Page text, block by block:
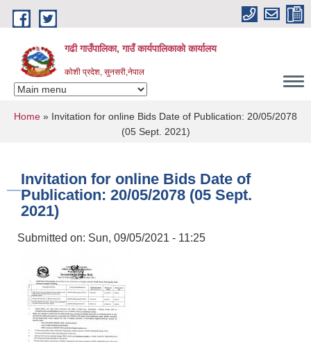
Skip to main content
गढी गाउँपालिका, गाउँ कार्यपालिकाको कार्यालय
कोशी प्रदेश, सुनसरी,नेपाल
You are here
Home » Invitation for online Bids Date of Publication: 20/05/2078
(05 Sept. 2021)
Invitation for online Bids Date of
Publication: 20/05/2078 (05 Sept.
2021)
Submitted on: Sun, 09/05/2021 - 11:25